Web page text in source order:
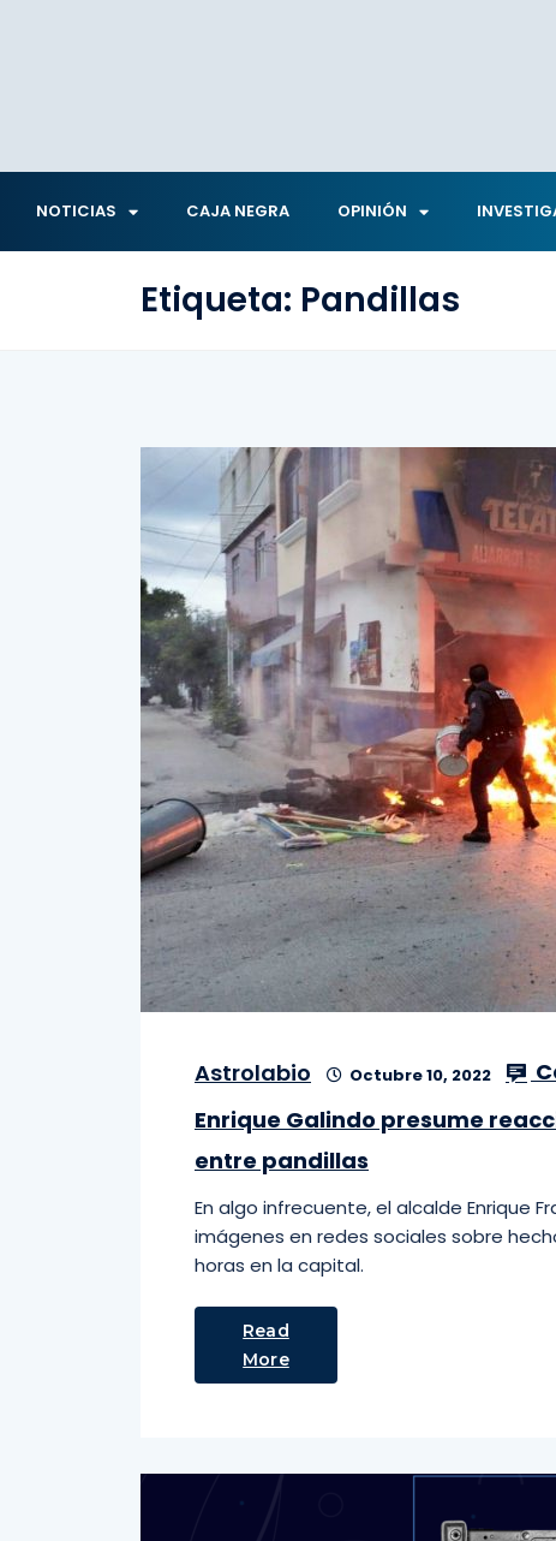
NOTICIAS CAJA NEGRA OPINIÓN
Etiqueta: Pandillas
Astrolabio Octubre 10, 2022
Enrique Galindo presume
entre pandillas
En algo infrecuente, el alcalde Enrique
imágenes en redes sociales sobre
horas en la capital.
Read
More